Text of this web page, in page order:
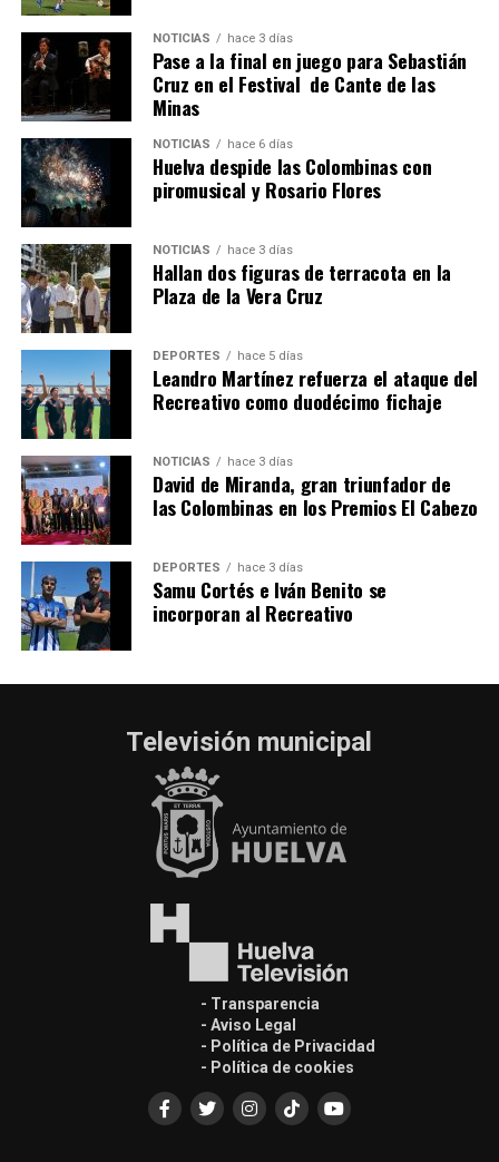
6º DÍA DE LAS FIESTAS COLOMBINAS 2026
hace 6 días Huelvatv
QUINTA CORRIDA DE LAS FIESTAS COLOMBINAS
2026
hace 1 semana ·Huelvatv
NOTICIAS hace 3 días
Pase a la final en juego para Sebastián
Cruz en el Festival de Cante de las
Minas
NOTICIAS hace 6 días
Huelva despide las Colombinas con
piromusical y Rosario Flores
NOTICIAS hace 3 días
Hallan dos figuras de terracota en la
Plaza de la Vera Cruz
DEPORTES hace 5 días
Leandro Martínez refuerza el ataque del
Recreativo como duodécimo fichaje
NOTICIAS hace 3 días
David de Miranda, gran triunfador de
las Colombinas en los Premios El Cabezo
DEPORTES hace 3 días
Samu Cortés e Iván Benito se
incorporan al Recreativo
Televisión municipal
- Transparencia
- Aviso Legal
- Política de Privacidad
- Política de cookies